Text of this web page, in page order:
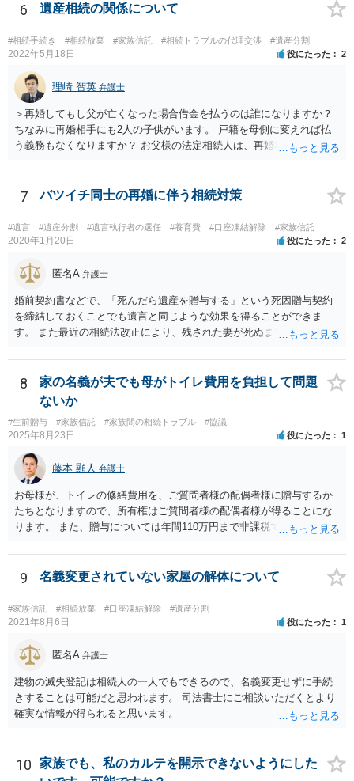
6 遺産相続の関係について
#相続手続き #相続放棄 #家族信託 #相続トラブルの代理交渉 #遺産分割
2022年5月18日 役にたった 2
理崎 智英 弁護士
＞再婚してもし父が亡くなった場合借金を払うのは誰になりますか？
ちなみに再婚相手にも2人の子供がいます。 戸籍を母側に変えれば払
う義務もなくなりますか？ お父様の法定相続人は、再婚相手とご相談
戸籍がどこにあるのかは関係ありません。 ただし、お父様が亡くなっ
たことを知ってから３か月以内に家庭裁判所にて「相続放棄」の手続
7 バツイチ同士の再婚に伴う相続対策
#遺言 #遺産分割 #遺言執行者の選任 #養育費 #口座凍結解除 #家族信託
2020年1月20日 役にたった 2
匿名A 弁護士
婚前契約書などで、「死んだら遺産を贈与する」という死因贈与契約
を締結しておくことでも遺言と同じような効果を得ることができま
す。 また最近の相続法改正により、残された妻が死ぬまで家に住み続
で、その制度を活用する方法も考えられます。 もし契約書の作成まで
視野に入れておられる場合は、お近くの弁護士、できれば相続に強い
弁護士にご相談なさるとよいでしょう。
8
家の名義が夫でも母がトイレ費用を負担して問題
ないか
#生前贈与 #家族信託 #家族間の相続トラブル #協議
2025年8月23日 役にたった 1
藤本 顯人 弁護士
お母様が、トイレの修繕費用を、ご質問者様の配偶者様に贈与するか
たちとなりますので、所有権はご質問者様の配偶者様が得ることにな
ります。 また、贈与については年間110万円まで非課税であり、トイ
9 名義変更されていない家屋の解体について
#家族信託 #相続放棄 #口座凍結解除 #遺産分割
2021年8月6日 役にたった 1
匿名A 弁護士
建物の滅失登記は相続人の一人でもできるので、名義変更せずに手続
きすることは可能だと思われます。 司法書士にご相談いただくとより
確実な情報が得られると思います。
10
家族でも、私のカルテを開示できないようにした